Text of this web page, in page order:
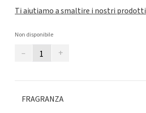
Ti aiutiamo a smaltire i nostri prodotti
Non disponibile
– +
FRAGRANZA